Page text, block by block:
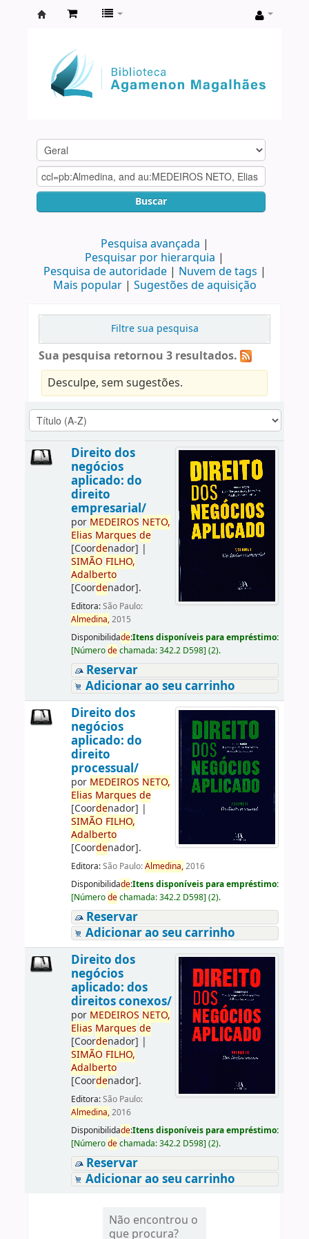
Agamenon
Magalhães
Buscar
Pesquisa avançada
Pesquisar por hierarquia
Pesquisa de autoridade
Nuvem de tags
Mais popular
Sugestões de aquisição
Filtre sua pesquisa
Sua pesquisa retornou 3 resultados.
Desculpe, sem sugestões.
Direito dos
negócios
aplicado: do
direito
empresarial/
por MEDEIROS NETO,
Elias Marques de
[Coordenador] |
SIMÃO FILHO,
Adalberto
[Coordenador].
Editora:São Paulo:
Almedina,2015
Disponibilidade:Itens disponíveis para empréstimo:
[Númerodechamada:342.2 D598] (2).
Reservar
Adicionar ao seu carrinho
Direito dos
negócios
aplicado: do
direito
processual/
por MEDEIROS NETO,
Elias Marques de
[Coordenador] |
SIMÃO FILHO,
Adalberto
[Coordenador].
Editora:São Paulo:Almedina,2016
Disponibilidade:Itens disponíveis para empréstimo:
[Númerodechamada:342.2 D598] (2).
Reservar
Adicionar ao seu carrinho
Direito dos
negócios
aplicado: dos
direitos conexos/
por MEDEIROS NETO,
Elias Marques de
[Coordenador] |
SIMÃO FILHO,
Adalberto
[Coordenador].
Editora:São Paulo:
Almedina,2016
Disponibilidade:Itens disponíveis para empréstimo:
[Númerodechamada:342.2 D598] (2).
Reservar
Adicionar ao seu carrinho
Não encontrou o
que procura?